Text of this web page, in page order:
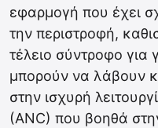
εφαρμογή που έχει
την περιστροφή,
τέλειο σύντροφο για
μπορούν να λάβουν
στην ισχυρή
(ANC) που βοηθά